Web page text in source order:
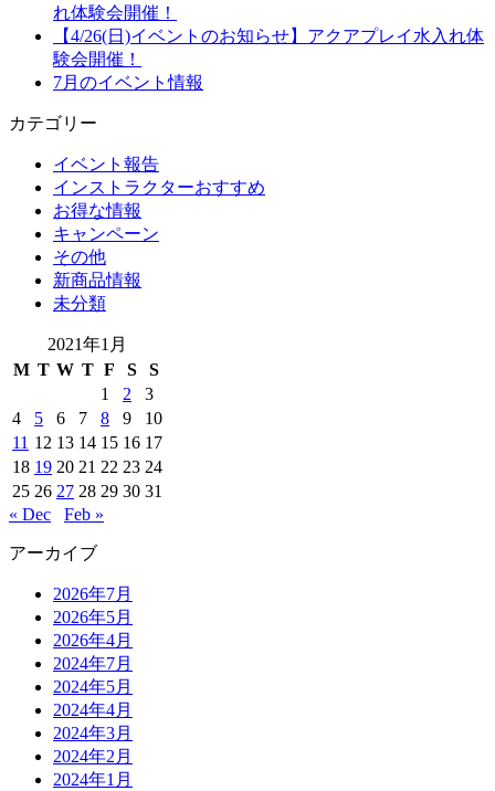
れ体験会開催！
【4/26(日)イベントのお知らせ】アクアプレイ水入れ体
験会開催！
7月のイベント情報
カテゴリー
イベント報告
インストラクターおすすめ
お得な情報
キャンペーン
その他
新商品情報
未分類
2021年1月
M T W T F S
S
1
2
3
4
5 6 7 8 9
10
11 12 13 14 15 16 17
18 19 20 21 22 23 24
25 26 27 28 29 30 31
« Dec
Feb »
アーカイブ
2026年7月
2026年5月
2026年4月
2024年7月
2024年5月
2024年4月
2024年3月
2024年2月
2024年1月